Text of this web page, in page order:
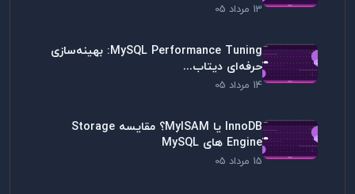
13 مرداد 05
MySQL Performance Tuning: بهینه‌سازی
حرفه‌ای دیتاب...
14 مرداد 05
InnoDB یا MyISAM؟ مقایسه Storage
Engine های MySQL
15 مرداد 05